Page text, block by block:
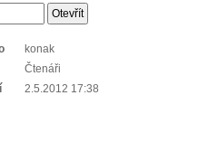
konak
Čtenáři
2.5.2012 17:38